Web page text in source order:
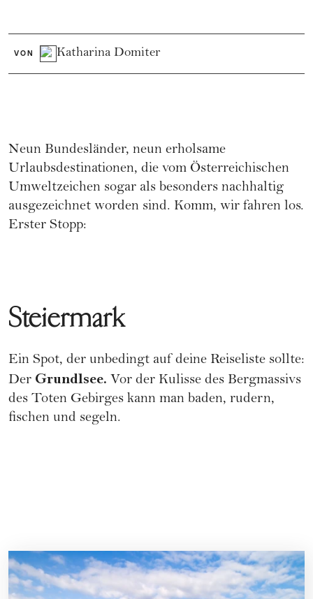
VON Katharina Domiter
Neun Bundesländer, neun erholsame
Urlaubsdestinationen, die vom Österreichischen
Umweltzeichen sogar als besonders nachhaltig
ausgezeichnet worden sind. Komm, wir fahren los.
Erster Stopp:
Steiermark
Ein Spot, der unbedingt auf deine Reiseliste sollte:
Der Grundlsee. Vor der Kulisse des Bergmassivs
des Toten Gebirges kann man baden, rudern,
fischen und segeln.